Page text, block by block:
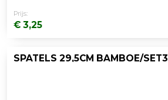
Prijs:
€ 3,25
SPATELS 29,5CM BAMBOE/SET3